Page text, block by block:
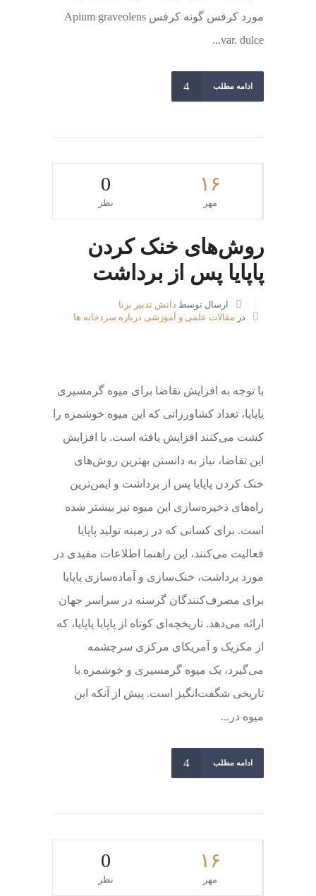
مورد کرفس گونه کرفس Apium graveolens
var. dulce...
ادامه مطلب
۱۶
مهر
0
نظر
روش‌های خنک کردن
پاپایا پس از برداشت
ارسال توسط دانش تدبیر برنا
در مقالات علمی و آموزشی درباره سردخانه ها
با توجه به افزایش تقاضا برای میوه گرمسیری
پاپایا، تعداد کشاورزانی که این میوه خوشمزه را
کشت می‌کنند افزایش یافته است. با افزایش
این تقاضا، نیاز به دانستن بهترین روش‌های
خنک کردن پاپایا پس از برداشت و ایمن‌ترین
راه‌های ذخیره‌سازی این میوه نیز بیشتر شده
است. برای کسانی که در زمینه تولید پاپایا
فعالیت می‌کنند، این راهنما اطلاعات مفیدی در
مورد برداشت، خنک‌سازی و آماده‌سازی پاپایا
برای مصرف‌کنندگان گرسنه در سراسر جهان
ارائه می‌دهد. تاریخچه‌ای کوتاه از پاپایا پاپایا، که
از مکزیک و آمریکای مرکزی سرچشمه
می‌گیرد، یک میوه گرمسیری و خوشمزه با
تاریخی شگفت‌انگیز است. پیش از آنکه این
میوه در...
ادامه مطلب
۱۶
مهر
0
نظر